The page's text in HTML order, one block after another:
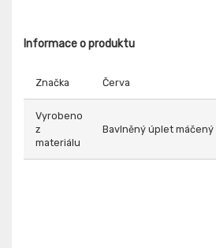
Informace o produktu
Značka Červa
Vyrobeno
z
materiálu
Bavlněný úplet